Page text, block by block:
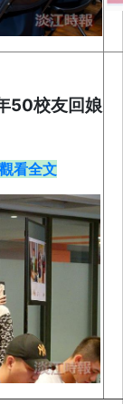
50校友回娘
觀看全文